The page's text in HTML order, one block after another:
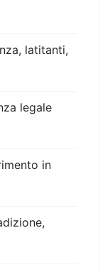
latitanti,
legale
in